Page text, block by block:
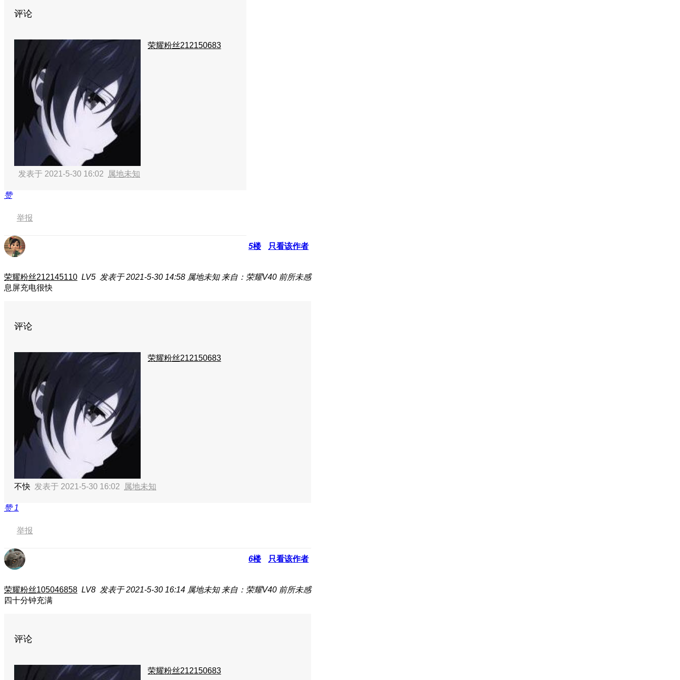
评论
荣耀粉丝212150683
发表于 2021-5-30 16:02 属地未知
赞
举报
5楼 只看该作者
荣耀粉丝212145110 LV5 发表于 2021-5-30 14:58 属地未知 来自：荣耀V40 前所未感
息屏充电很快
评论
荣耀粉丝212150683
不快 发表于 2021-5-30 16:02 属地未知
赞1
举报
6楼 只看该作者
荣耀粉丝105046858 LV8 发表于 2021-5-30 16:14 属地未知 来自：荣耀V40 前所未感
四十分钟充满
评论
荣耀粉丝212150683